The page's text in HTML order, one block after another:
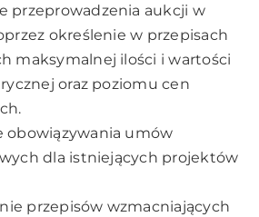
przeprowadzenia aukcji w
określenie w przepisach
maksymalnej ilości i wartości
oraz poziomu cen
obowiązywania umów
dla istniejących projektów
przepisów wzmacniających